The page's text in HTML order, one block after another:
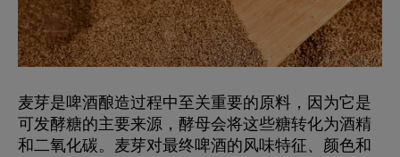
麦芽是啤酒酿造过程中至关重要的原料，因为它是
可发酵糖的主要来源，酵母会将这些糖转化为酒精
和二氧化碳。麦芽对最终啤酒的风味特征、颜色和